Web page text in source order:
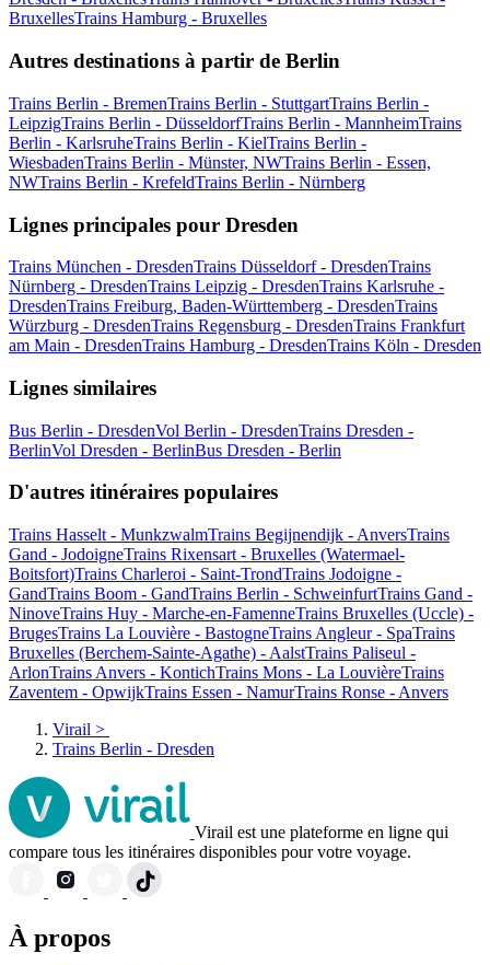
BruxellesTrains Hamburg - Bruxelles
Autres destinations à partir de Berlin
Trains Berlin - BremenTrains Berlin - StuttgartTrains Berlin -
LeipzigTrains Berlin - DüsseldorfTrains Berlin - MannheimTrains
Berlin - KarlsruheTrains Berlin - KielTrains Berlin -
WiesbadenTrains Berlin - Münster, NWTrains Berlin - Essen,
NWTrains Berlin - KrefeldTrains Berlin - Nürnberg
Lignes principales pour Dresden
Trains München - DresdenTrains Düsseldorf - DresdenTrains
Nürnberg - DresdenTrains Leipzig - DresdenTrains Karlsruhe -
DresdenTrains Freiburg, Baden-Württemberg - DresdenTrains
Würzburg - DresdenTrains Regensburg - DresdenTrains Frankfurt
am Main - DresdenTrains Hamburg - DresdenTrains Köln - Dresden
Lignes similaires
Bus Berlin - DresdenVol Berlin - DresdenTrains Dresden -
BerlinVol Dresden - BerlinBus Dresden - Berlin
D'autres itinéraires populaires
Trains Hasselt - MunkzwalmTrains Begijnendijk - AnversTrains
Gand - JodoigneTrains Rixensart - Bruxelles (Watermael-
Boitsfort)Trains Charleroi - Saint-TrondTrains Jodoigne -
GandTrains Boom - GandTrains Berlin - SchweinfurtTrains Gand -
NinoveTrains Huy - Marche-en-FamenneTrains Bruxelles (Uccle) -
BrugesTrains La Louvière - BastogneTrains Angleur - SpaTrains
Bruxelles (Berchem-Sainte-Agathe) - AalstTrains Paliseul -
ArlonTrains Anvers - KontichTrains Mons - La LouvièreTrains
Zaventem - OpwijkTrains Essen - NamurTrains Ronse - Anvers
Virail >
Trains Berlin - Dresden
Virail est une plateforme en ligne qui
compare tous les itinéraires disponibles pour votre voyage.
À propos